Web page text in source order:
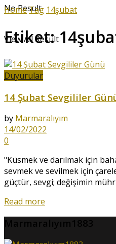
No Result
View All Result
HomeTag 14şubat
Etiket:
Duyurular
14 Şubat Sevgililer
by Marmaralıyım
14/02/2022
0
"Küsmek ve darılmak için
sevmek ve sevilmek için
güçtür, sevgi; değişimin
Read more
Marmaralıyım1883